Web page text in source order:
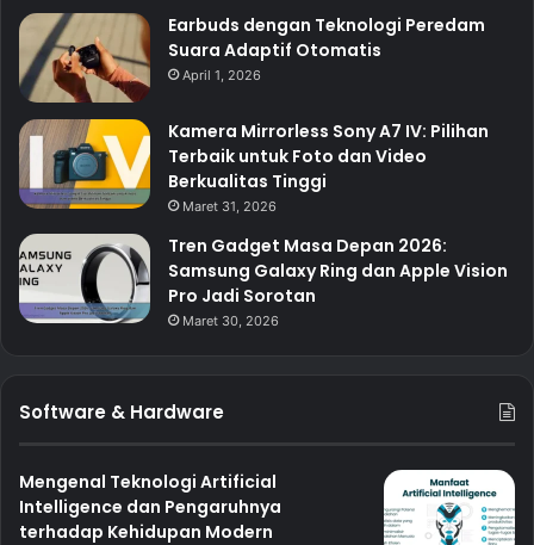
Earbuds dengan Teknologi Peredam
Suara Adaptif Otomatis
April 1, 2026
Kamera Mirrorless Sony A7 IV: Pilihan
Terbaik untuk Foto dan Video
Berkualitas Tinggi
Maret 31, 2026
Tren Gadget Masa Depan 2026:
Samsung Galaxy Ring dan Apple Vision
Pro Jadi Sorotan
Maret 30, 2026
Software & Hardware
Mengenal Teknologi Artificial
Intelligence dan Pengaruhnya
terhadap Kehidupan Modern